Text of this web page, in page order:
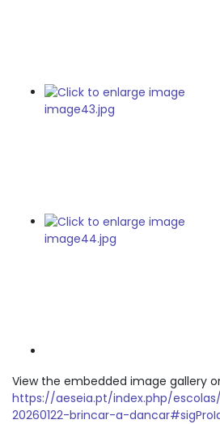
View the embedded image gallery
https://aeseia.pt/index.php/
20260122-brincar-a-